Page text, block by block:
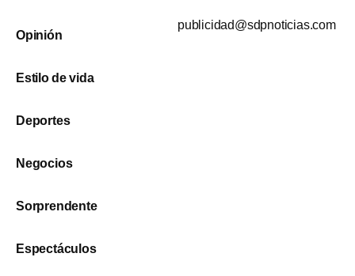
Opinión
Estilo de vida
Deportes
Negocios
Sorprendente
Espectáculos
publicidad@sdpnoticias.com